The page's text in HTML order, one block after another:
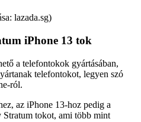
lazada.sg)
iPhone 13 tok
a telefontokok gyártásában,
telefontokot, legyen szó
ról.
az iPhone 13-hoz pedig a
Stratum tokot, ami több mint